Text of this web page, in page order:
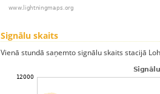
Signālu skaits
Vienā stundā saņemto signālu skaits stacijā